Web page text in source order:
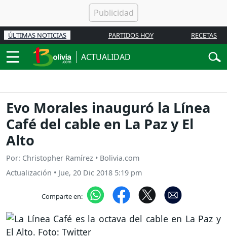
ÚLTIMAS NOTICIAS PARTIDOS HOY RECETAS
ACTUALIDAD
Evo Morales inauguró la Línea
Café del cable en La Paz y El
Alto
Por: Christopher Ramírez • Bolivia.com
Actualización • Jue, 20 Dic 2018 5:19 pm
Comparte en: